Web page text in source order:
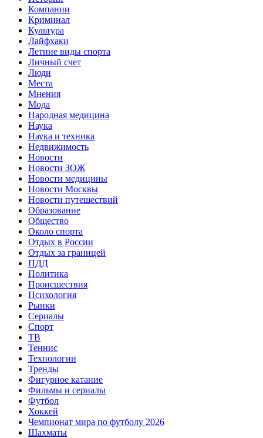
Компании
Криминал
Культура
Лайфхаки
Летние виды спорта
Личный счет
Люди
Места
Мнения
Мода
Народная медицина
Наука
Наука и техника
Недвижимость
Новости
Новости ЗОЖ
Новости медицины
Новости Москвы
Новости путешествий
Образование
Общество
Около спорта
Отдых в России
Отдых за границей
ПДД
Политика
Происшествия
Психология
Рынки
Сериалы
Спорт
ТВ
Теннис
Технологии
Тренды
Фигурное катание
Фильмы и сериалы
Футбол
Хоккей
Чемпионат мира по футболу 2026
Шахматы